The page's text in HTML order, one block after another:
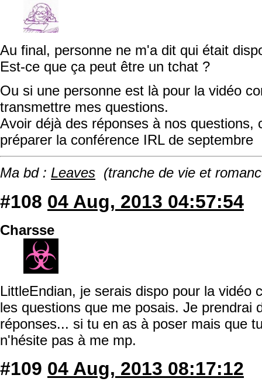
Au final, personne ne m'a dit qui était
Est-ce que ça peut être un tchat ?
Ou si une personne est là pour la vidéo
transmettre mes questions.
Avoir déjà des réponses à nos questions,
préparer la conférence IRL de septembre
Ma bd : Leaves (tranche de vie et
#108 04 Aug, 2013 04:57:54
Charsse
LittleEndian, je serais dispo pour la vidéo
les questions que me posais. Je prendrai
réponses... si tu en as à poser mais que
n'hésite pas à me mp.
#109 04 Aug, 2013 08:17:12